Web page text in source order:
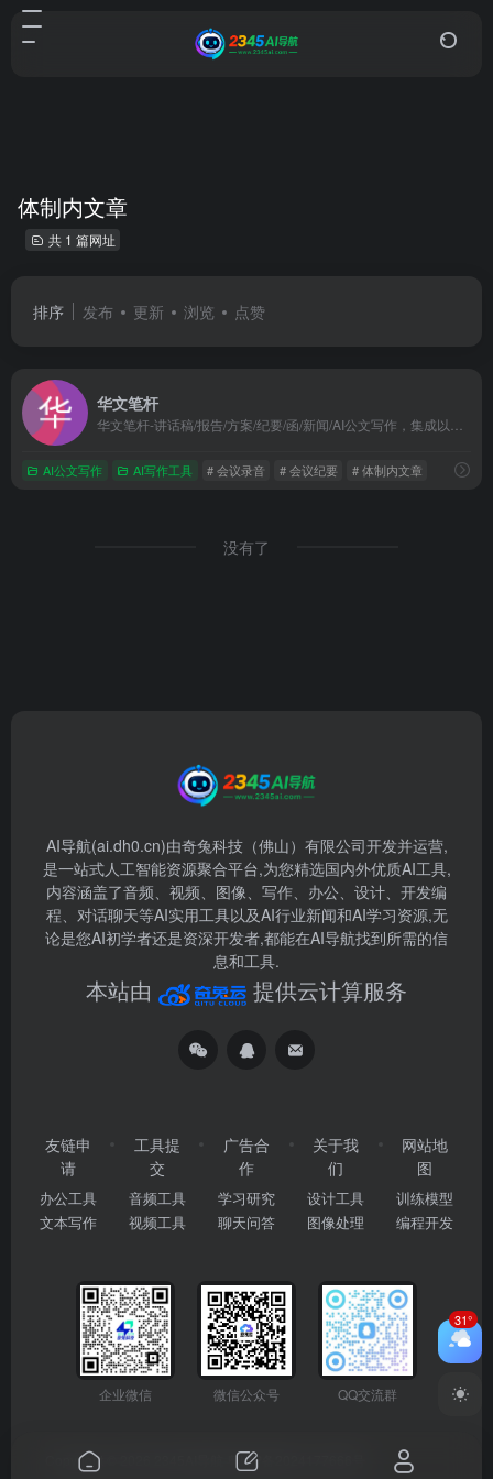
体制内文章
共 1 篇网址
排序 发布 更新 浏览 点赞
华文笔杆
AI公文写作 AI写作工具 # 会议录音 # 会议纪要 # 体制内文章
没有了
AI导航(ai.dh0.cn)由奇兔科技（佛山）有限公司开发并运营,
是一站式人工智能资源聚合平台,为您精选国内外优质AI工具,
内容涵盖了音频、视频、图像、写作、办公、设计、开发编
程、对话聊天等AI实用工具以及AI行业新闻和AI学习资源,无
论是您AI初学者还是资深开发者,都能在AI导航找到所需的信
息和工具.
本站由 提供云计算服务
友链申
请
办公工具
文本写作
工具提
交
音频工具
视频工具
广告合
作
学习研究
聊天问答
关于我
们
设计工具
图像处理
网站地
图
训练模型
编程开发
企业微信 微信公众号 QQ交流群
Copyright © 2026 粤ICP备2024177666号
31°